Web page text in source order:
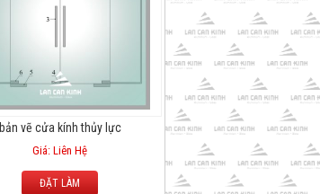
bản vẽ cửa kính thủy lực
Giá: Liên Hệ
ĐẶT LÀM